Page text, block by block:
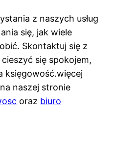
z naszych usług
się, jak wiele
Skontaktuj się z
się spokojem,
księgowość.więcej
naszej stronie
oraz biuro